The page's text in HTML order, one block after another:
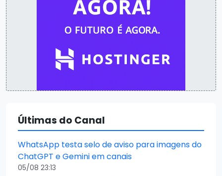
Últimas do Canal
WhatsApp testa selo de aviso para imagens do
ChatGPT e Gemini em canais
05/08 23:13